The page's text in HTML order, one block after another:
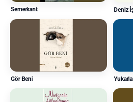
Semerkant Deniz
Gör Beni